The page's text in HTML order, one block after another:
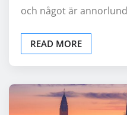
och något är
READ MORE